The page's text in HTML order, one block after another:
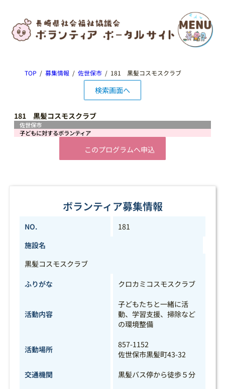
TOP 募集情報 佐世保市 181 黒髪コスモスクラブ
検索画面へ
181 黒髪コスモスクラブ
佐世保市
子どもに対するボランティア
このプログラムへ申込
ボランティア募集情報
NO.
181
施設名
黒髪コスモスクラブ
ふりがな
クロカミコスモスクラブ
活動内容
子どもたちと一緒に活
動、学習支援、掃除など
の環境整備
活動場所
857-1152
佐世保市黒髪町43-32
交通機関
黒髪バス停から徒歩５分